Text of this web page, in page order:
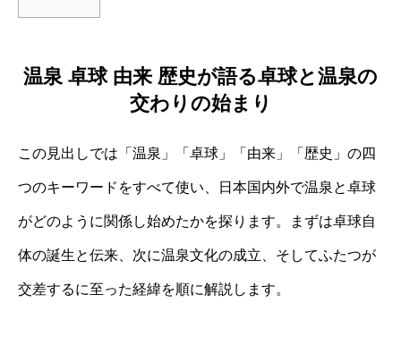
温泉 卓球 由来 歴史が語る卓球と温泉の
交わりの始まり
この見出しでは「温泉」「卓球」「由来」「歴史」の四
つのキーワードをすべて使い、日本国内外で温泉と卓球
がどのように関係し始めたかを探ります。まずは卓球自
体の誕生と伝来、次に温泉文化の成立、そしてふたつが
交差するに至った経緯を順に解説します。